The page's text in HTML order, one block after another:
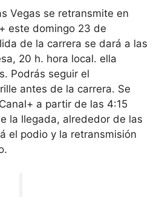
Vegas se retransmite en
este domingo 23 de
de la carrera se dará a las
20 h. hora local. ella
. Podrás seguir el
antes de la carrera. Se
a partir de las 4:15
la llegada, alrededor de las
el podio y la retransmisión